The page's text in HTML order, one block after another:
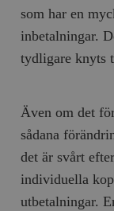
som har en
inbetalningar.
tydligare knyts
Även om det
sådana
det är svårt
individuella
utbetalningar.